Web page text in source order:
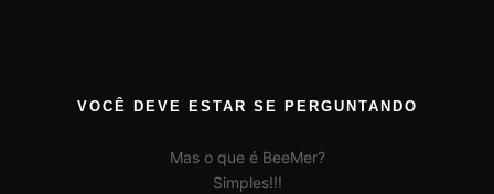
VOCÊ DEVE ESTAR SE PERGUNTANDO
Mas o que é BeeMer?
Simples!!!